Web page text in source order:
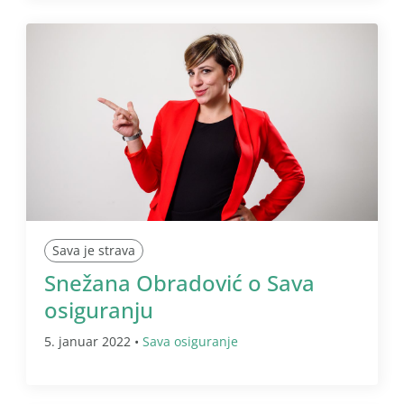
Sava je strava
Snežana Obradović o Sava
osiguranju
5. januar 2022 • Sava osiguranje